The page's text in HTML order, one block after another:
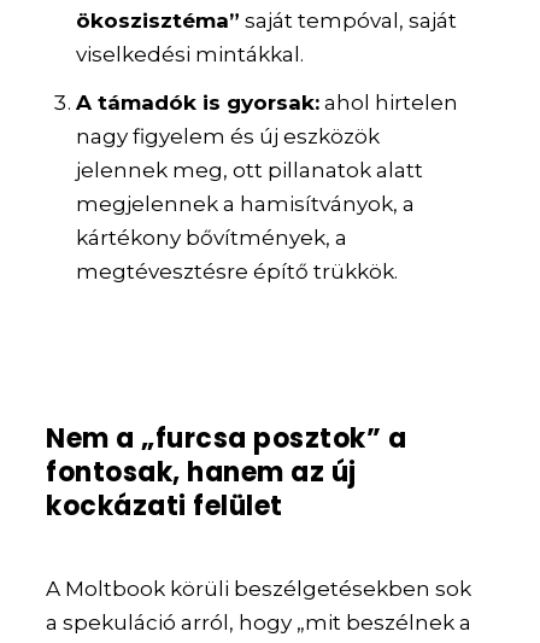
ökoszisztéma” saját tempóval, saját
viselkedési mintákkal.
A támadók is gyorsak: ahol hirtelen
nagy figyelem és új eszközök
jelennek meg, ott pillanatok alatt
megjelennek a hamisítványok, a
kártékony bővítmények, a
megtévesztésre építő trükkök.
Nem a „furcsa posztok” a
fontosak, hanem az új
kockázati felület
A Moltbook körüli beszélgetésekben sok
a spekuláció arról, hogy „mit beszélnek a